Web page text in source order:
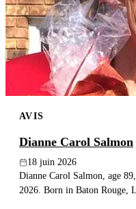
AVIS
Dianne Carol Salmon
18 juin 2026
Dianne Carol Salmon, age
2026. Born in Baton Rouge,